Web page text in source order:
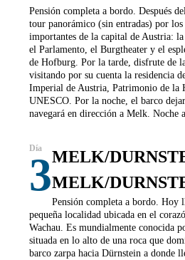
Pensión completa a bordo. Después
tour panorámico (sin entradas) por los
importantes de la capital de Austria:
el Parlamento, el Burgtheater y el
de Hofburg. Por la tarde, disfrute de
visitando por su cuenta la residencia
Imperial de Austria, Patrimonio de la
UNESCO. Por la noche, el barco
navegará en dirección a Melk. Noche
3MELK/
MELK/
Pensión completa a bordo. Hoy
pequeña localidad ubicada en el
Wachau. Es mundialmente conocida
situada en lo alto de una roca que
barco zarpa hacia Dürnstein a donde